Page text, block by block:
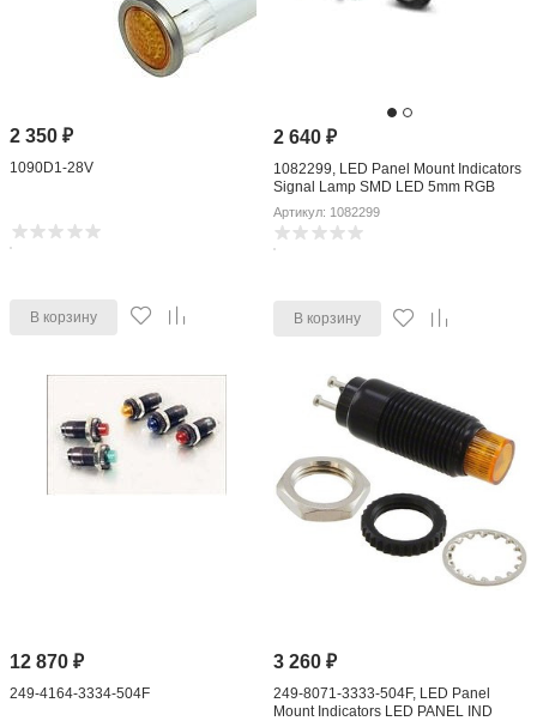
2 350₽
1090D1-28V
В корзину
2 640 ₽
1082299, LED Panel Mount Indicators
Signal Lamp SMD LED 5mm RGB
Артикул: 1082299
В корзину
12 870₽
249-4164-3334-504F
3 260 ₽
249-8071-3333-504F, LED Panel
Mount Indicators LED PANEL IND